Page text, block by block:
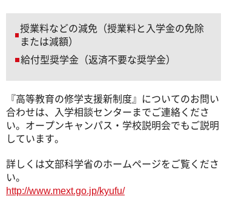
授業料などの減免（授業料と入学金の免除
または減額）
給付型奨学金（返済不要な奨学金）
『高等教育の修学支援新制度』についてのお問い
合わせは、入学相談センターまでご連絡くださ
い。オープンキャンパス・学校説明会でもご説明
しています。
詳しくは文部科学省のホームページをご覧くださ
い。
http://www.mext.go.jp/kyufu/